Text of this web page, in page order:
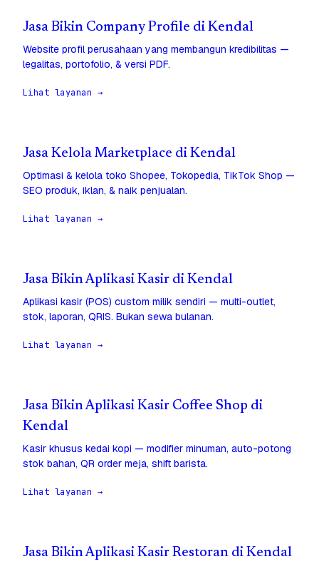
Jasa Bikin Company Profile di Kendal
Website profil perusahaan yang membangun kredibilitas —
legalitas, portofolio, & versi PDF.
Lihat layanan →
Jasa Kelola Marketplace di Kendal
Optimasi & kelola toko Shopee, Tokopedia, TikTok Shop —
SEO produk, iklan, & naik penjualan.
Lihat layanan →
Jasa Bikin Aplikasi Kasir di Kendal
Aplikasi kasir (POS) custom milik sendiri — multi-outlet,
stok, laporan, QRIS. Bukan sewa bulanan.
Lihat layanan →
Jasa Bikin Aplikasi Kasir Coffee Shop di
Kendal
Kasir khusus kedai kopi — modifier minuman, auto-potong
stok bahan, QR order meja, shift barista.
Lihat layanan →
Jasa Bikin Aplikasi Kasir Restoran di Kendal